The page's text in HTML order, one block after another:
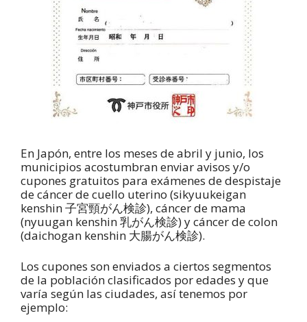
En Japón, entre los meses de abril y junio, los
municipios acostumbran enviar avisos y/o
cupones gratuitos para exámenes de despistaje
de cáncer de cuello uterino (sikyuukeigan
kenshin 子宮頸がん検診), cáncer de mama
(nyuugan kenshin 乳がん検診) y cáncer de colon
(daichogan kenshin 大腸がん検診).
Los cupones son enviados a ciertos segmentos
de la población clasificados por edades y que
varía según las ciudades, así tenemos por
ejemplo: